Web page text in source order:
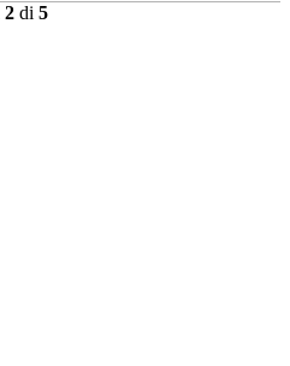
2 di 5